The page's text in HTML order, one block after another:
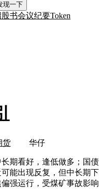
现一下
书会议纪要Token
货 华仔
期看好，逢低做多；国债
能出现反复，但中长期下
强运行，受煤矿事故影响